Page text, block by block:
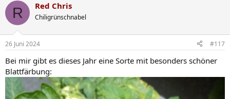
k
i
e
:
R Red Chris
Chiligrünschnabel
26 Juni 2024 #117
Bei mir gibt es dieses Jahr eine Sorte mit besonders schöner
Blattfärbung: